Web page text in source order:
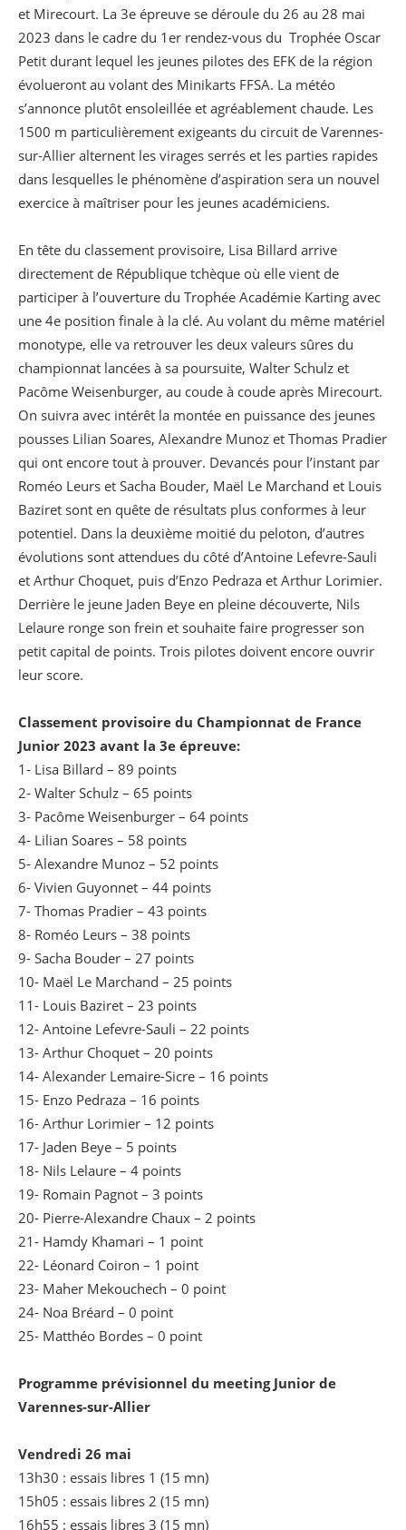
et Mirecourt. La 3e épreuve se déroule du 26 au 28 mai
2023 dans le cadre du 1er rendez-vous du Trophée Oscar
Petit durant lequel les jeunes pilotes des EFK de la région
évolueront au volant des Minikarts FFSA. La météo
s’annonce plutôt ensoleillée et agréablement chaude. Les
1500 m particulièrement exigeants du circuit de Varennes-
sur-Allier alternent les virages serrés et les parties rapides
dans lesquelles le phénomène d’aspiration sera un nouvel
exercice à maîtriser pour les jeunes académiciens.
En tête du classement provisoire, Lisa Billard arrive
directement de République tchèque où elle vient de
participer à l’ouverture du Trophée Académie Karting avec
une 4e position finale à la clé. Au volant du même matériel
monotype, elle va retrouver les deux valeurs sûres du
championnat lancées à sa poursuite, Walter Schulz et
Pacôme Weisenburger, au coude à coude après Mirecourt.
On suivra avec intérêt la montée en puissance des jeunes
pousses Lilian Soares, Alexandre Munoz et Thomas Pradier
qui ont encore tout à prouver. Devancés pour l’instant par
Roméo Leurs et Sacha Bouder, Maël Le Marchand et Louis
Baziret sont en quête de résultats plus conformes à leur
potentiel. Dans la deuxième moitié du peloton, d’autres
évolutions sont attendues du côté d’Antoine Lefevre-Sauli
et Arthur Choquet, puis d’Enzo Pedraza et Arthur Lorimier.
Derrière le jeune Jaden Beye en pleine découverte, Nils
Lelaure ronge son frein et souhaite faire progresser son
petit capital de points. Trois pilotes doivent encore ouvrir
leur score.
Classement provisoire du Championnat de France
Junior 2023 avant la 3e épreuve:
1- Lisa Billard – 89 points
2- Walter Schulz – 65 points
3- Pacôme Weisenburger – 64 points
4- Lilian Soares – 58 points
5- Alexandre Munoz – 52 points
6- Vivien Guyonnet – 44 points
7- Thomas Pradier – 43 points
8- Roméo Leurs – 38 points
9- Sacha Bouder – 27 points
10- Maël Le Marchand – 25 points
11- Louis Baziret – 23 points
12- Antoine Lefevre-Sauli – 22 points
13- Arthur Choquet – 20 points
14- Alexander Lemaire-Sicre – 16 points
15- Enzo Pedraza – 16 points
16- Arthur Lorimier – 12 points
17- Jaden Beye – 5 points
18- Nils Lelaure – 4 points
19- Romain Pagnot – 3 points
20- Pierre-Alexandre Chaux – 2 points
21- Hamdy Khamari – 1 point
22- Léonard Coiron – 1 point
23- Maher Mekouchech – 0 point
24- Noa Bréard – 0 point
25- Matthéo Bordes – 0 point
Programme prévisionnel du meeting Junior de
Varennes-sur-Allier
Vendredi 26 mai
13h30 : essais libres 1 (15 mn)
15h05 : essais libres 2 (15 mn)
16h55 : essais libres 3 (15 mn)